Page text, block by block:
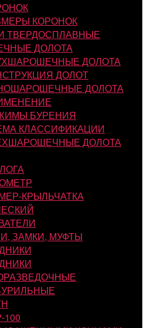
КОРОНОК
ТВЕРДОСПЛАВНЫЕ
ДОЛОТА
ДОЛОТА
ДОЛОТ
ДОЛОТА
БУРЕНИЯ
КЛАССИФИКАЦИИ
ДОЛОТА
КРЫЛЬЧАТКА
ЗАМКИ, МУФТЫ
100